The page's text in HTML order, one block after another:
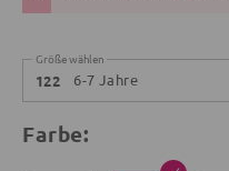
Größe wählen
122 6-7 Jahre
Farbe: